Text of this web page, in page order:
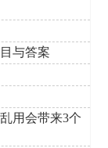
与答案
用会带来3个